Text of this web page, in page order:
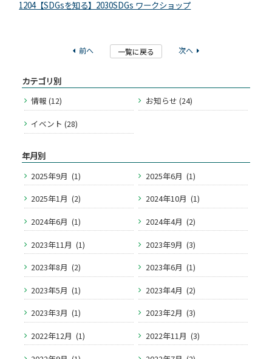
1204【SDGsを知る】2030SDGs ワークショップ
前へ 一覧に戻る 次へ
カテゴリ別
情報 (12)
お知らせ (24)
イベント (28)
年月別
2025年9月 (1)
2025年6月 (1)
2025年1月 (2)
2024年10月 (1)
2024年6月 (1)
2024年4月 (2)
2023年11月 (1)
2023年9月 (3)
2023年8月 (2)
2023年6月 (1)
2023年5月 (1)
2023年4月 (2)
2023年3月 (1)
2023年2月 (3)
2022年12月 (1)
2022年11月 (3)